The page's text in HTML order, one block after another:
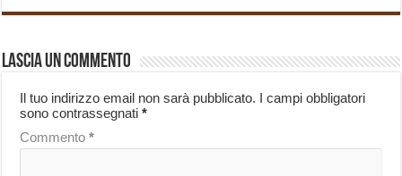
Lascia un commento
Il tuo indirizzo email non sarà pubblicato. I campi obbligatori
sono contrassegnati*
Commento*